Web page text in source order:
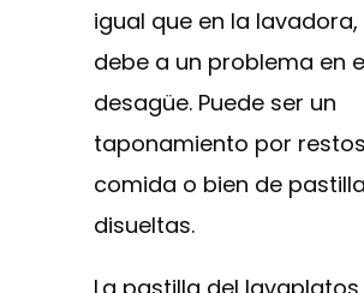
igual que en la lavadora,
debe a un problema en
desagüe. Puede ser un
taponamiento por
comida o bien de
disueltas.